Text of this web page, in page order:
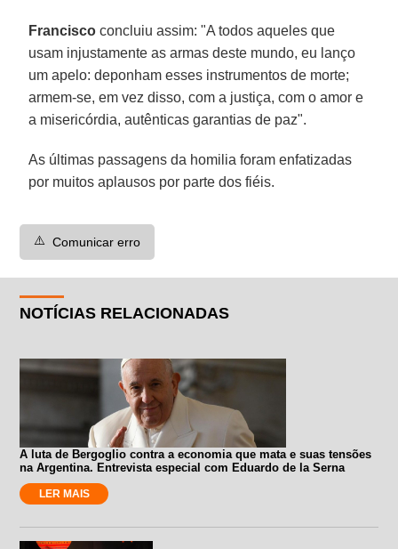
Francisco concluiu assim: "A todos aqueles que
usam injustamente as armas deste mundo, eu lanço
um apelo: deponham esses instrumentos de morte;
armem-se, em vez disso, com a justiça, com o amor e
a misericórdia, autênticas garantias de paz".
As últimas passagens da homilia foram enfatizadas
por muitos aplausos por parte dos fiéis.
⚠️ Comunicar erro
NOTÍCIAS RELACIONADAS
A luta de Bergoglio contra a economia que mata e suas tensões
na Argentina. Entrevista especial com Eduardo de la Serna
LER MAIS